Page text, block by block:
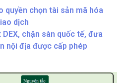
quyền chọn tài sản mã hóa
dịch
DEX, chặn sàn quốc tế, đưa
nội địa được cấp phép